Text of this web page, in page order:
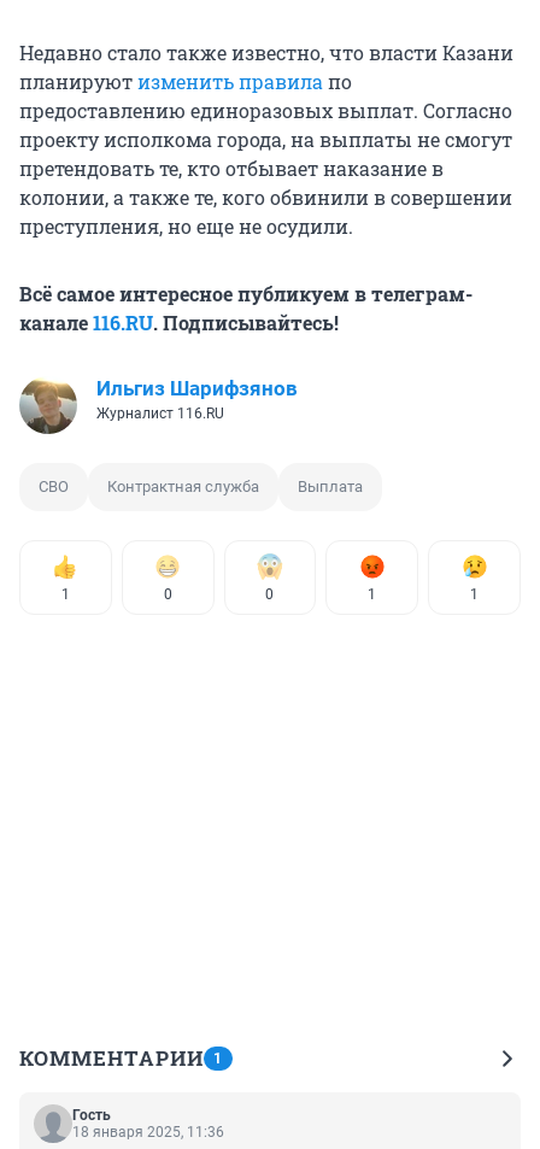
Недавно стало также известно, что власти Казани
планируютизменить правилапо
предоставлению единоразовых выплат. Согласно
проекту исполкома города, на выплаты не смогут
претендовать те, кто отбывает наказание в
колонии, а также те, кого обвинили в совершении
преступления, но еще не осудили.
Всё самое интересное публикуем в телеграм-
канале116.RU. Подписывайтесь!
Ильгиз Шарифзянов
Журналист 116.RU
СВО Контрактная служба Выплата
1 0 0 1 1
КОММЕНТАРИИ 1
Гость
18 января 2025, 11:36